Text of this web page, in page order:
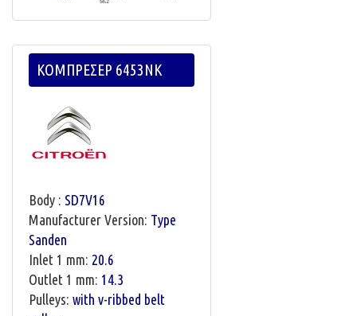
ΚΟΜΠΡΕΣΕΡ 6453NK
Body : SD7V16
Manufacturer Version: Type
Sanden
Inlet 1 mm: 20.6
Outlet 1 mm: 14.3
Pulleys: with v-ribbed belt